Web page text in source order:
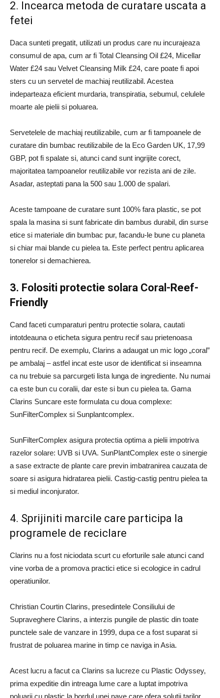
2. Incearca metoda de curatare uscata a
fetei
Daca sunteti pregatit, utilizati un produs care nu incurajeaza
consumul de apa, cum ar fi Total Cleansing Oil £24, Micellar
Water £24 sau Velvet Cleansing Milk £24, care poate fi apoi
sters cu un servetel de machiaj reutilizabil. Acestea
indeparteaza eficient murdaria, transpiratia, sebumul, celulele
moarte ale pielii si poluarea.
Servetelele de machiaj reutilizabile, cum ar fi tampoanele de
curatare din bumbac reutilizabile de la Eco Garden UK, 17,99
GBP, pot fi spalate si, atunci cand sunt ingrijite corect,
majoritatea tampoanelor reutilizabile vor rezista ani de zile.
Asadar, asteptati pana la 500 sau 1.000 de spalari.
Aceste tampoane de curatare sunt 100% fara plastic, se pot
spala la masina si sunt fabricate din bambus durabil, din surse
etice si materiale din bumbac pur, facandu-le bune cu planeta
si chiar mai blande cu pielea ta. Este perfect pentru aplicarea
tonerelor si demachierea.
3. Folositi protectie solara Coral-Reef-
Friendly
Cand faceti cumparaturi pentru protectie solara, cautati
intotdeauna o eticheta sigura pentru recif sau prietenoasa
pentru recif. De exemplu, Clarins a adaugat un mic logo „coral”
pe ambalaj – astfel incat este usor de identificat si inseamna
ca nu trebuie sa parcurgeti lista lunga de ingrediente. Nu numai
ca este bun cu coralii, dar este si bun cu pielea ta. Gama
Clarins Suncare este formulata cu doua complexe:
SunFilterComplex si Sunplantcomplex.
SunFilterComplex asigura protectia optima a pielii impotriva
razelor solare: UVB si UVA. SunPlantComplex este o sinergie
a sase extracte de plante care previn imbatranirea cauzata de
soare si asigura hidratarea pielii. Castig-castig pentru pielea ta
si mediul inconjurator.
4. Sprijiniti marcile care participa la
programele de reciclare
Clarins nu a fost niciodata scurt cu eforturile sale atunci cand
vine vorba de a promova practici etice si ecologice in cadrul
operatiunilor.
Christian Courtin Clarins, presedintele Consiliului de
Supraveghere Clarins, a interzis pungile de plastic din toate
punctele sale de vanzare in 1999, dupa ce a fost suparat si
frustrat de poluarea marine in timp ce naviga in Asia.
Acest lucru a facut ca Clarins sa lucreze cu Plastic Odyssey,
prima expeditie din intreaga lume care a luptat impotriva
poluarii cu plastic la bordul unei nave care ofera solutii tarilor